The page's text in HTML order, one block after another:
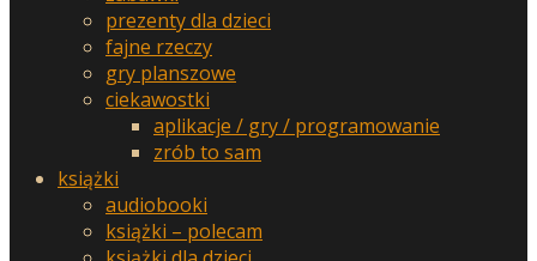
prezenty dla dzieci
fajne rzeczy
gry planszowe
ciekawostki
aplikacje / gry / programowanie
zrób to sam
książki
audiobooki
książki – polecam